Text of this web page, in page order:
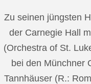
Zu seinen jüngsten
der Carnegie Hall
(Orchestra of St.
bei den Münchner
Tannhäuser (R.: